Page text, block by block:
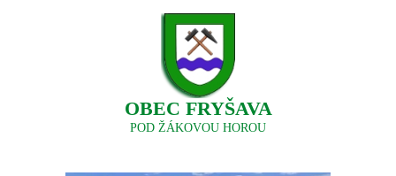
OBEC FRYŠAVA
POD ŽÁKOVOU HOROU